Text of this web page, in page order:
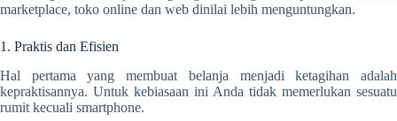
marketplace, toko online dan web dinilai lebih menguntungkan.
1. Praktis dan Efisien
Hal pertama yang membuat belanja menjadi ketagihan adalah
kepraktisannya. Untuk kebiasaan ini Anda tidak memerlukan sesuatu
rumit kecuali smartphone.